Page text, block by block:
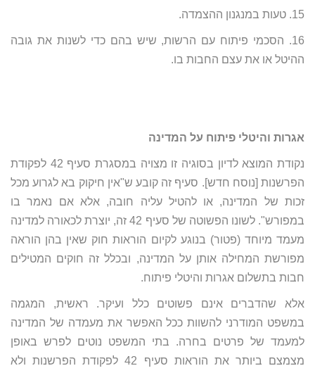
15. טעות במנגנון ההצמדה.
16. הסכמי פיתוח עם הרשות, שיש בהם כדי לשנות את גובה
ההיטל או את עצם החבות בו.
אגרות והיטלי פיתוח על המדינה
נקודת המוצא לדיון בסוגיה זו מצויה במסגרת סעיף 42 לפקודת
הפרשנות [נוסח חדש]. סעיף זה קובע ש"אין חיקוק בא לגרוע מכל
זכות של המדינה, או להטיל עליה חובה, אלא אם נאמר בו
במפורש". לשונו הפשוטה של סעיף 42 זה, יוצרת לכאורה למדינה
מעמד מיוחד (פטור) בנוגע לקיום הוראות חוק שאין בהן הוראה
מפורשת המחילה אותן על המדינה, ובכלל זה חוקים המטילים
חבות בתשלום אגרות והיטלי פיתוח.
אלא שהדברים אינם פשוטים כלל ועיקר. ראשית, המגמה
במשפט המודרני להשוות ככל האפשר את מעמדה של המדינה
למעמד של פרטים בחרה. בתי המשפט נוטים לפרש באופן
מצמצם ביותר את הוראות סעיף 42 לפקודת הפרשנות ולא